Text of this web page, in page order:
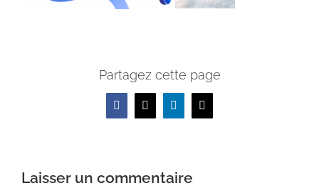
Partagez cette page
Facebook
X LinkedInEmail
Laisser un commentaire